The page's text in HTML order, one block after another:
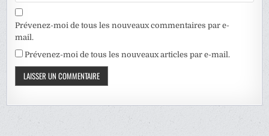
Prévenez-moi de tous les nouveaux commentaires par e-
mail.
Prévenez-moi de tous les nouveaux articles par e-mail.